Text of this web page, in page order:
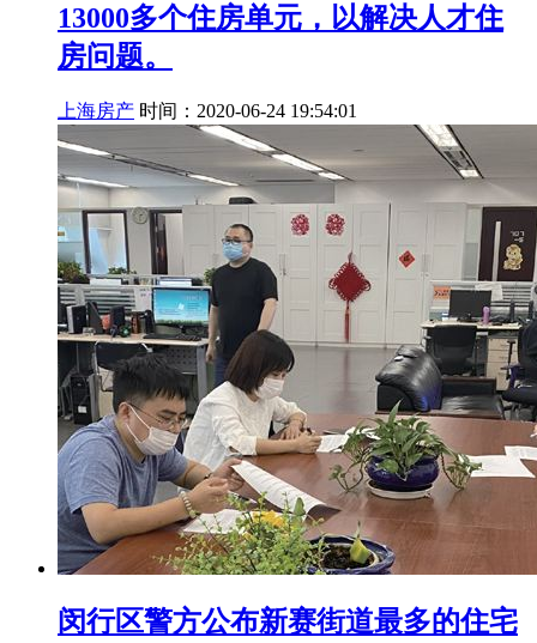
13000多个住房单元，以解决人才住
房问题。
上海房产 时间：2020-06-24 19:54:01
闵行区警方公布新赛街道最多的住宅